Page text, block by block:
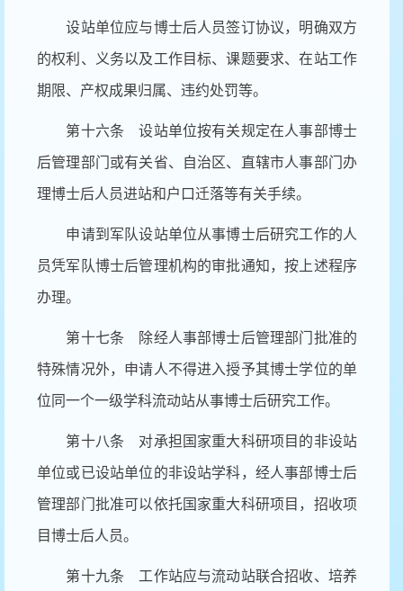
设站单位应与博士后人员签订协议，明确双方
的权利、义务以及工作目标、课题要求、在站工作
期限、产权成果归属、违约处罚等。
第十六条 设站单位按有关规定在人事部博士
后管理部门或有关省、自治区、直辖市人事部门办
理博士后人员进站和户口迁落等有关手续。
申请到军队设站单位从事博士后研究工作的人
员凭军队博士后管理机构的审批通知，按上述程序
办理。
第十七条 除经人事部博士后管理部门批准的
特殊情况外，申请人不得进入授予其博士学位的单
位同一个一级学科流动站从事博士后研究工作。
第十八条 对承担国家重大科研项目的非设站
单位或已设站单位的非设站学科，经人事部博士后
管理部门批准可以依托国家重大科研项目，招收项
目博士后人员。
第十九条 工作站应与流动站联合招收、培养